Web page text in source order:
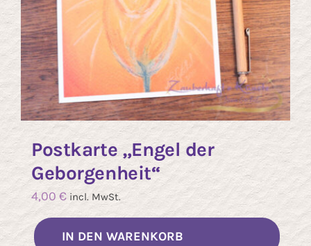
Postkarte „Engel der
Geborgenheit“
4,00 € incl. MwSt.
IN DEN WARENKORB